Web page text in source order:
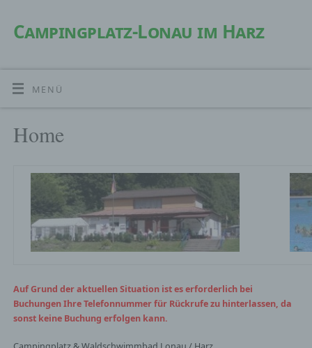
Campingplatz-Lonau im Harz
MENÜ
Home
Auf Grund der aktuellen Situation ist es erforderlich bei
Buchungen Ihre Telefonnummer für Rückrufe zu hinterlassen, da
sonst keine Buchung erfolgen kann.